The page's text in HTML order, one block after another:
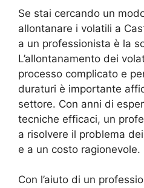
Se stai cercando un
allontanare i volatili a
a un professionista è la
L’allontanamento dei
processo complicato e
duraturi è importante
settore. Con anni di
tecniche efficaci, un
a risolvere il problema
e a un costo ragionevole.
Con l’aiuto di un